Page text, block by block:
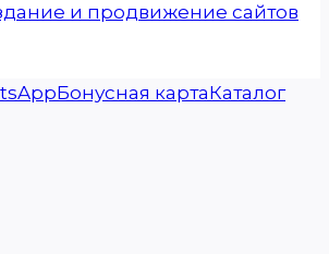
и продвижение сайтов
Бонусная картаКаталог